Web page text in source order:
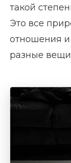
такой
Это все
отношения
разные